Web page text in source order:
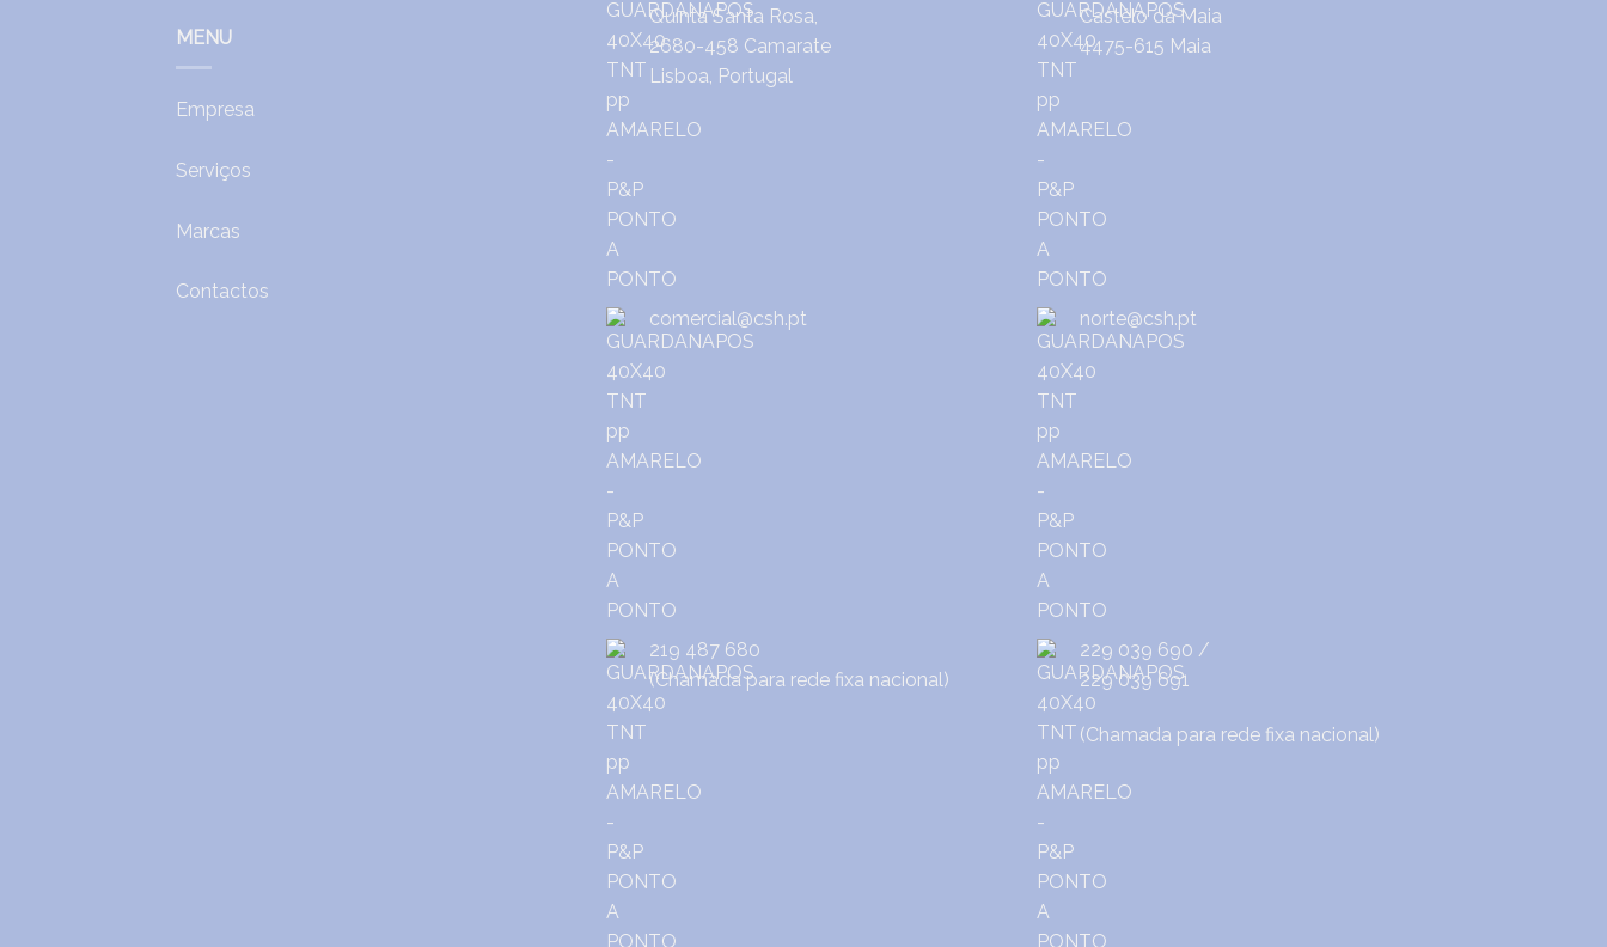
MENU
Empresa
Serviços
Marcas
Contactos
Quinta Santa Rosa,
2680-458 Camarate
Lisboa, Portugal
comercial@csh.pt
219 487 680
(Chamada para rede fixa nacional)
Castêlo da Maia
4475-615 Maia
norte@csh.pt
229 039 690 /
229 039 691
(Chamada para rede fixa nacional)